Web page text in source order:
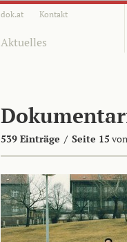
dok.at Kontakt
Aktuelles
539 Einträge / Seite 15